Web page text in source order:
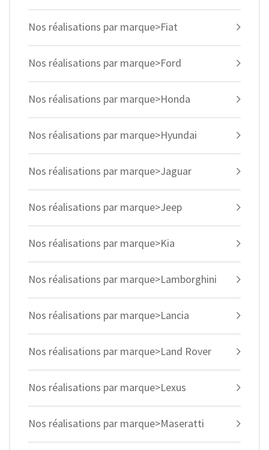
Nos réalisations par marque>Fiat
Nos réalisations par marque>Ford
Nos réalisations par marque>Honda
Nos réalisations par marque>Hyundai
Nos réalisations par marque>Jaguar
Nos réalisations par marque>Jeep
Nos réalisations par marque>Kia
Nos réalisations par marque>Lamborghini
Nos réalisations par marque>Lancia
Nos réalisations par marque>Land Rover
Nos réalisations par marque>Lexus
Nos réalisations par marque>Maseratti